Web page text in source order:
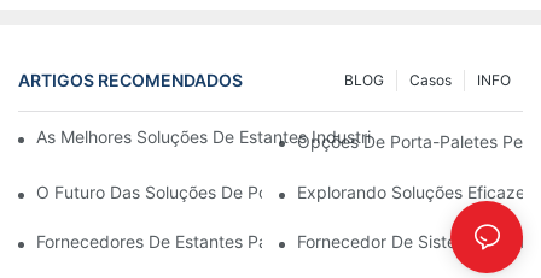
ARTIGOS RECOMENDADOS INFO
Casos
BLOG
As Melhores Soluções De Estantes Industriais Para Uma
Opções De Porta-Paletes
O Futuro Das Soluções De Porta-Paletes: Tendências E
Explorando Soluções
Fornecedores De Estantes Para Armazéns: O Que Procurar
Fornecedor De Sistemas De